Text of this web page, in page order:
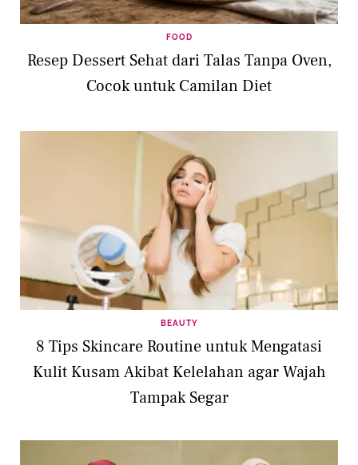
FOOD
Resep Dessert Sehat dari Talas Tanpa Oven,
Cocok untuk Camilan Diet
BEAUTY
8 Tips Skincare Routine untuk Mengatasi
Kulit Kusam Akibat Kelelahan agar Wajah
Tampak Segar